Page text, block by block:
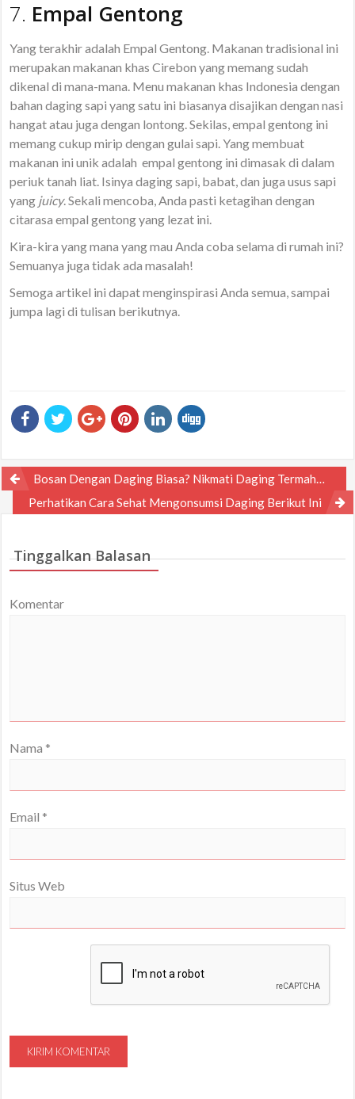
7. Empal Gentong
Yang terakhir adalah Empal Gentong. Makanan tradisional ini
merupakan makanan khas Cirebon yang memang sudah
dikenal di mana-mana. Menu makanan khas Indonesia dengan
bahan daging sapi yang satu ini biasanya disajikan dengan nasi
hangat atau juga dengan lontong. Sekilas, empal gentong ini
memang cukup mirip dengan gulai sapi. Yang membuat
makanan ini unik adalah empal gentong ini dimasak di dalam
periuk tanah liat. Isinya daging sapi, babat, dan juga usus sapi
yang juicy. Sekali mencoba, Anda pasti ketagihan dengan
citarasa empal gentong yang lezat ini.
Kira-kira yang mana yang mau Anda coba selama di rumah ini?
Semuanya juga tidak ada masalah!
Semoga artikel ini dapat menginspirasi Anda semua, sampai
jumpa lagi di tulisan berikutnya.
Navigasi
pos
Bosan Dengan Daging Biasa? Nikmati Daging Termahal Di Dunia Ini!
Perhatikan Cara Sehat Mengonsumsi Daging Berikut Ini
Tinggalkan Balasan
Komentar
Nama *
Email *
Situs Web